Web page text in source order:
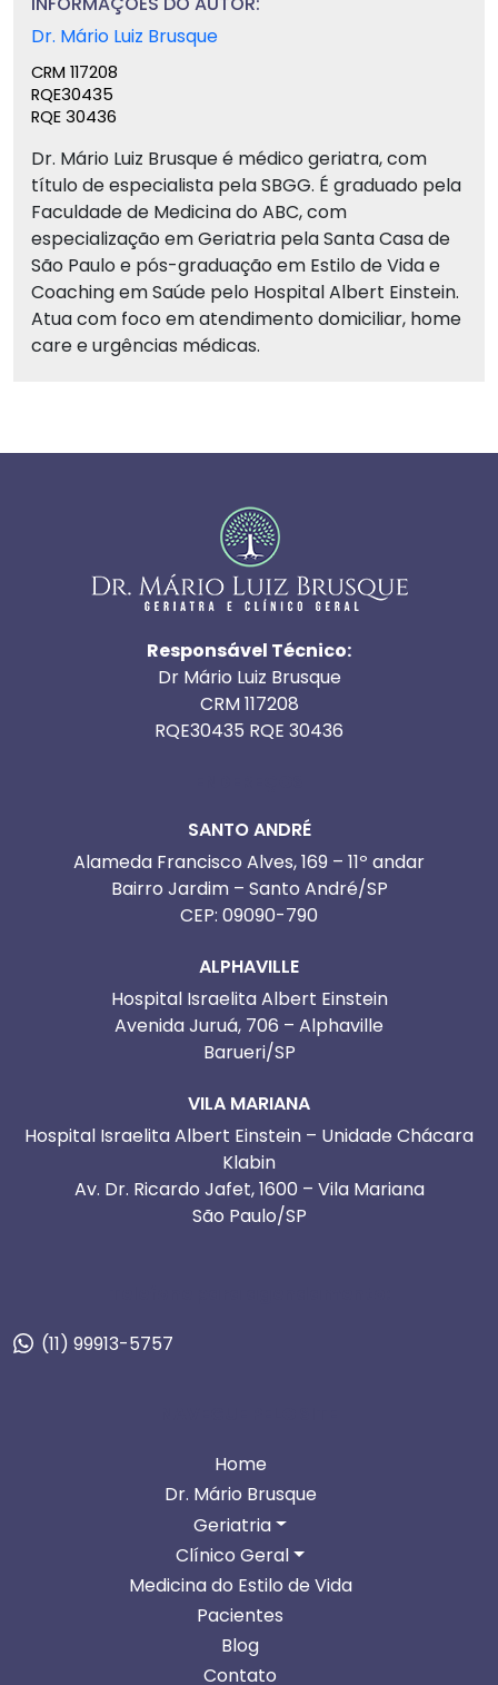
Dr. Mário Luiz Brusque
CRM 117208
RQE30435
RQE 30436
Dr. Mário Luiz Brusque é médico geriatra, com
título de especialista pela SBGG. É graduado pela
Faculdade de Medicina do ABC, com
especialização em Geriatria pela Santa Casa de
São Paulo e pós-graduação em Estilo de Vida e
Coaching em Saúde pelo Hospital Albert Einstein.
Atua com foco em atendimento domiciliar, home
care e urgências médicas.
Responsável Técnico:
Dr Mário Luiz Brusque
CRM 117208
RQE30435 RQE 30436
SANTO ANDRÉ
Alameda Francisco Alves, 169 – 11º andar
Bairro Jardim – Santo André/SP
CEP: 09090-790
ALPHAVILLE
Hospital Israelita Albert Einstein
Avenida Juruá, 706 – Alphaville
Barueri/SP
VILA MARIANA
Hospital Israelita Albert Einstein – Unidade Chácara
Klabin
Av. Dr. Ricardo Jafet, 1600 – Vila Mariana
São Paulo/SP
(11) 99913-5757
Home
Dr. Mário Brusque
Geriatria
Clínico Geral
Medicina do Estilo de Vida
Pacientes
Blog
Contato